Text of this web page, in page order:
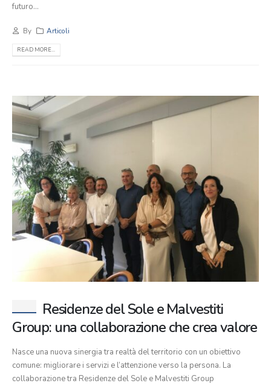
futuro...
By Articoli
READ MORE...
Residenze del Sole e Malvestiti
Group: una collaborazione che crea valore
Nasce una nuova sinergia tra realtà del territorio con un obiettivo
comune: migliorare i servizi e l’attenzione verso la persona. La
collaborazione tra Residenze del Sole e Malvestiti Group